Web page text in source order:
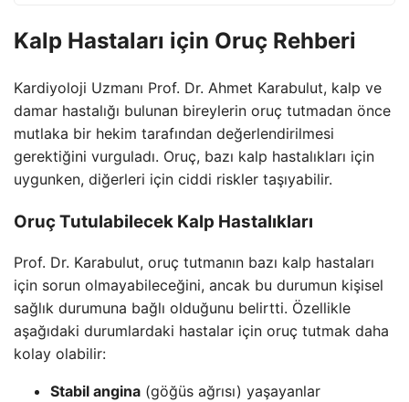
Kalp Hastaları için Oruç Rehberi
Kardiyoloji Uzmanı Prof. Dr. Ahmet Karabulut, kalp ve
damar hastalığı bulunan bireylerin oruç tutmadan önce
mutlaka bir hekim tarafından değerlendirilmesi
gerektiğini vurguladı. Oruç, bazı kalp hastalıkları için
uygunken, diğerleri için ciddi riskler taşıyabilir.
Oruç Tutulabilecek Kalp Hastalıkları
Prof. Dr. Karabulut, oruç tutmanın bazı kalp hastaları
için sorun olmayabileceğini, ancak bu durumun kişisel
sağlık durumuna bağlı olduğunu belirtti. Özellikle
aşağıdaki durumlardaki hastalar için oruç tutmak daha
kolay olabilir:
Stabil angina (göğüs ağrısı) yaşayanlar